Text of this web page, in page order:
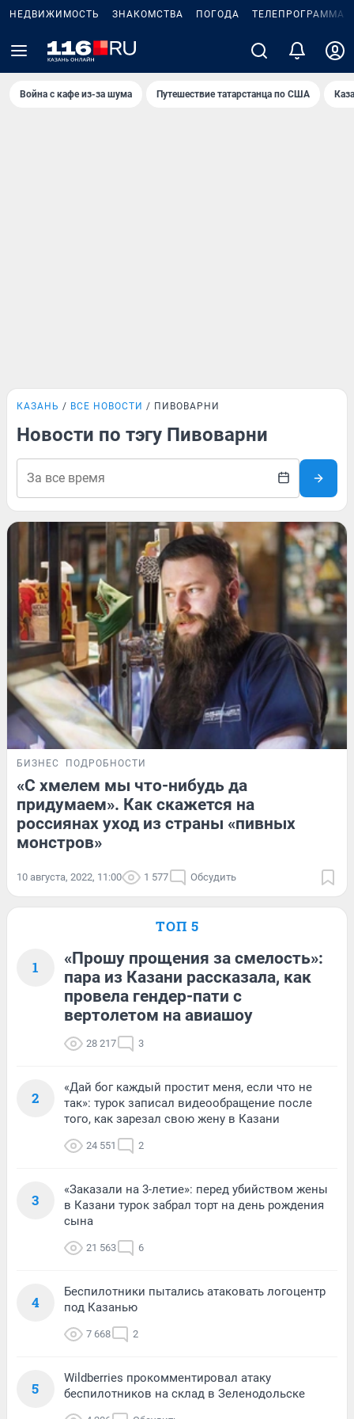
НЕДВИЖИМОСТЬ ЗНАКОМСТВА ПОГОДА ТЕЛЕПРОГРАММА
Война с кафе из-за шума Путешествие татарстанца по США
КАЗАНЬ ВСЕ НОВОСТИ ПИВОВАРНИ
Новости по тэгу Пивоварни
БИЗНЕС ПОДРОБНОСТИ
«С хмелем мы что-нибудь да
придумаем». Как скажется на
россиянах уход из страны «пивных
монстров»
10 августа, 2022, 11:00 1 577 Обсудить
ТОП 5
1
«Прошу прощения за смелость»:
пара из Казани рассказала, как
провела гендер-пати с
вертолетом на авиашоу
28 217 3
2
«Дай бог каждый простит меня, если что не
так»: турок записал видеообращение после
того, как зарезал свою жену в Казани
24 551 2
3
«Заказали на 3-летие»: перед убийством жены
в Казани турок забрал торт на день рождения
сына
21 563 6
4
Беспилотники пытались атаковать логоцентр
под Казанью
7 668 2
5
Wildberries прокомментировал атаку
беспилотников на склад в Зеленодольске